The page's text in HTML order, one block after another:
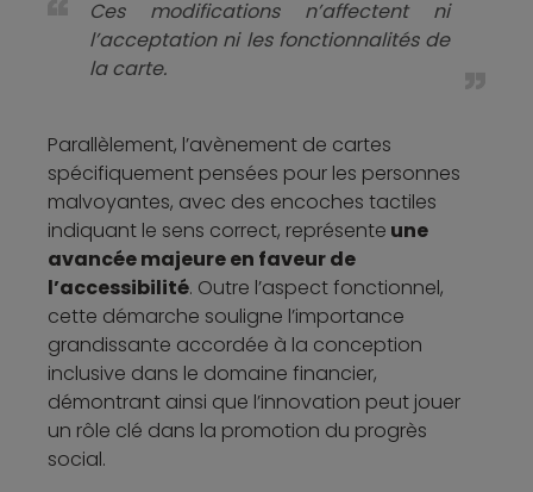
Ces modifications n’affectent ni
l’acceptation ni les fonctionnalités de
la carte.
Parallèlement, l’avènement de cartes
spécifiquement pensées pour les personnes
malvoyantes, avec des encoches tactiles
indiquant le sens correct, représente une
avancée majeure en faveur de
l’accessibilité. Outre l’aspect fonctionnel,
cette démarche souligne l’importance
grandissante accordée à la conception
inclusive dans le domaine financier,
démontrant ainsi que l’innovation peut jouer
un rôle clé dans la promotion du progrès
social.